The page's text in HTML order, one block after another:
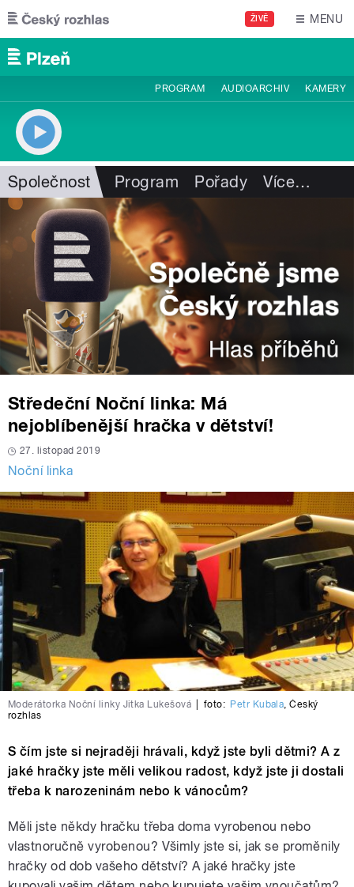
Přejít k hlavnímu obsahu
ŽIVĚ MENU
PROGRAM AUDIOARCHIV KAMERY
Společnost Program Pořady Více…
Středeční Noční linka: Má
nejoblíbenější hračka v dětství!
27. listopad 2019
Noční linka
Moderátorka Noční linky Jitka Lukešová foto: Petr Kubala,Český
rozhlas
S čím jste si nejraději hrávali, když jste byli dětmi? A z
jaké hračky jste měli velikou radost, když jste ji dostali
třeba k narozeninám nebo k vánocům?
Měli jste někdy hračku třeba doma vyrobenou nebo
vlastnoručně vyrobenou? Všimly jste si, jak se proměnily
hračky od dob vašeho dětství? A jaké hračky jste